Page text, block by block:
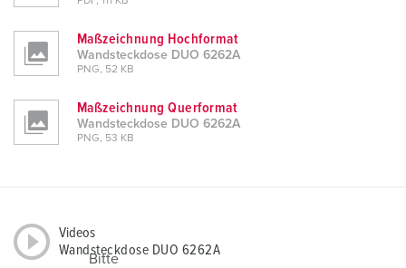
Maßzeichnung Hochformat
Wandsteckdose DUO 6262A
PNG, 52 KB
Maßzeichnung Querformat
Wandsteckdose DUO 6262A
PNG, 53 KB
Videos
Wandsteckdose DUO 6262A
Bitte